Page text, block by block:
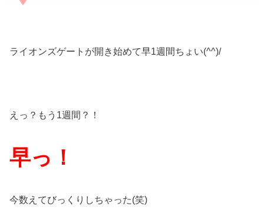
ライオンズゲートが開き始めて早1週間ちょい(^^)/
えっ？もう1週間？！
早っ！
今数えてびっくりしちゃった(笑)